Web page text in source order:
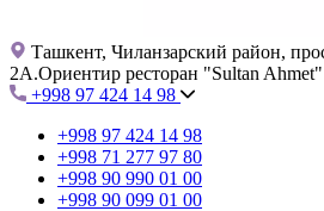
Ташкент, Чиланзарский район,
2А.Ориентир ресторан "Sultan
+998 97 424 14 98
+998 97 424 14 98
+998 71 277 97 80
+998 90 990 01 00
+998 90 099 01 00